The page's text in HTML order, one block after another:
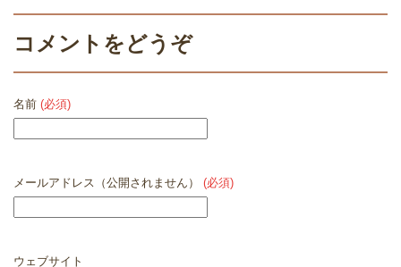
コメントをどうぞ
名前 (必須)
メールアドレス（公開されません） (必須)
ウェブサイト